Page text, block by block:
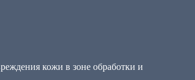
кожи в зоне обработки и